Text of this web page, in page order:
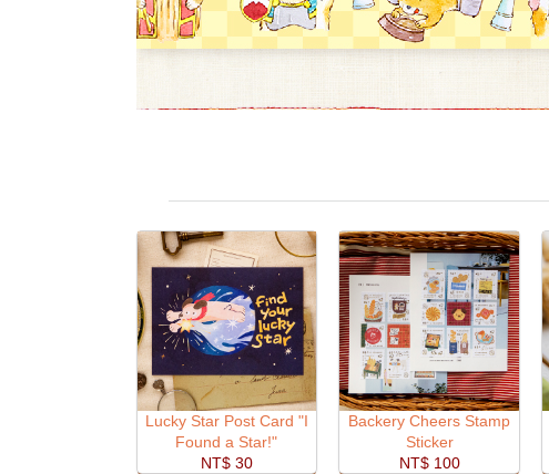
Lucky Star Post Card "I
Found a Star!"
NT$ 30
Backery Cheers Stamp
Sticker
NT$ 100